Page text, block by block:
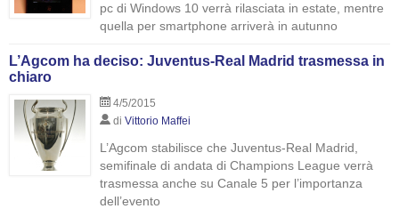
pc di Windows 10 verrà rilasciata in estate, mentre
quella per smartphone arriverà in autunno
L’Agcom ha deciso: Juventus-Real Madrid trasmessa in
chiaro
4/5/2015
di Vittorio Maffei
L’Agcom stabilisce che Juventus-Real Madrid,
semifinale di andata di Champions League verrà
trasmessa anche su Canale 5 per l’importanza
dell’evento